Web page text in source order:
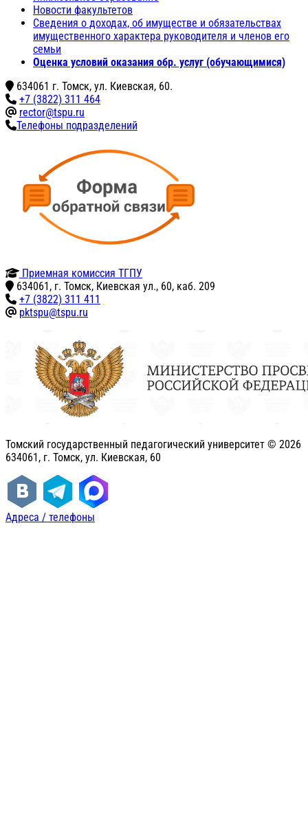
Новости факультетов
Сведения о доходах, об имуществе и обязательствах
имущественного характера руководителя и членов его
семьи
Оценка условий оказания обр. услуг (обучающимися)
634061 г. Томск, ул. Киевская, 60.
+7 (3822) 311 464
rector@tspu.ru
Телефоны подразделений
Приемная комиссия ТГПУ
634061, г. Томск, Киевская ул., 60, каб. 209
+7 (3822) 311 411
pktspu@tspu.ru
Томский государственный педагогический университет © 2026
634061, г. Томск, ул. Киевская, 60
Адреса / телефоны